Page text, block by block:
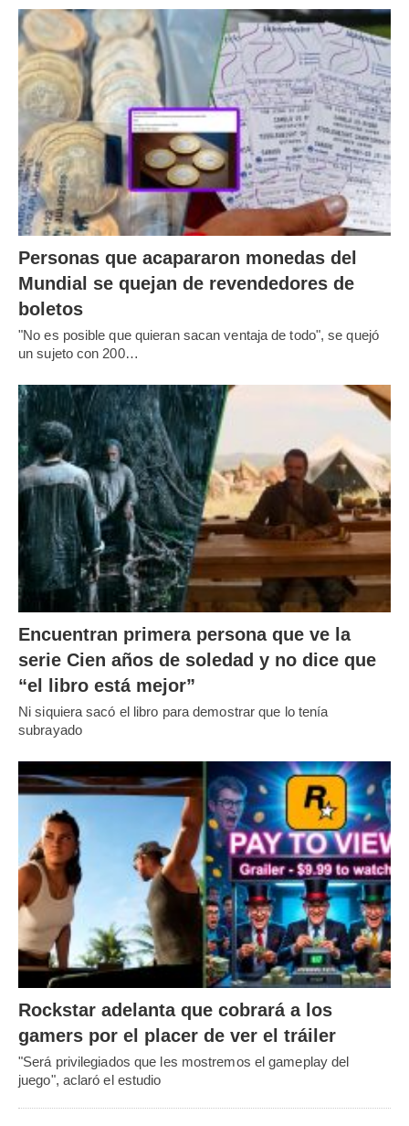
Personas que acapararon monedas del
Mundial se quejan de revendedores de
boletos
"No es posible que quieran sacan ventaja de todo", se quejó
un sujeto con 200…
Encuentran primera persona que ve la
serie Cien años de soledad y no dice que
“el libro está mejor”
Ni siquiera sacó el libro para demostrar que lo tenía
subrayado
Rockstar adelanta que cobrará a los
gamers por el placer de ver el tráiler
"Será privilegiados que les mostremos el gameplay del
juego", aclaró el estudio